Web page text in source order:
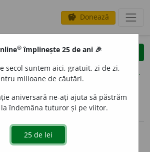
savings Donează
clear
opțiuni
volume_up (50)
® împlinește 25 de ani 🎉
secol suntem aici, gratuit, zi de zi,
milioane de căutări.
aniversară ne-ați ajuta să păstrăm
îndemâna tuturor și pe viitor.